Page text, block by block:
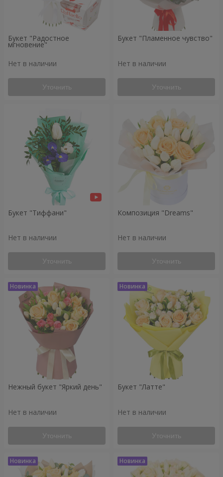
Букет "Радостное
мгновение"
Нет в наличии
Уточнить
Букет "Пламенное чувство"
Нет в наличии
Уточнить
Букет "Тиффани"
Нет в наличии
Уточнить
Композиция "Dreams"
Нет в наличии
Уточнить
Нежный букет "Яркий день"
Нет в наличии
Уточнить
Букет "Латте"
Нет в наличии
Уточнить